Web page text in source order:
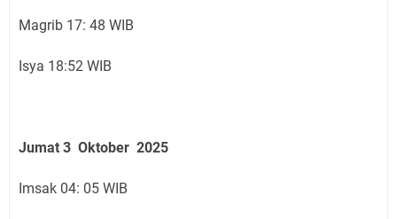
Magrib 17: 48 WIB
Isya 18:52 WIB
Jumat 3 Oktober 2025
Imsak 04: 05 WIB